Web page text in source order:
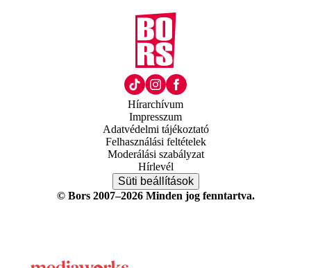
Hírarchívum
Impresszum
Adatvédelmi tájékoztató
Felhasználási feltételek
Moderálási szabályzat
Hírlevél
Süti beállítások
© Bors 2007–2026 Minden jog fenntartva.